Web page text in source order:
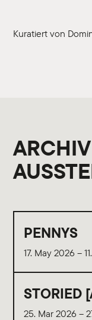
Kuratiert von
PENNYS
17. May 2026 –
STORIED
25. Mar 2026 –